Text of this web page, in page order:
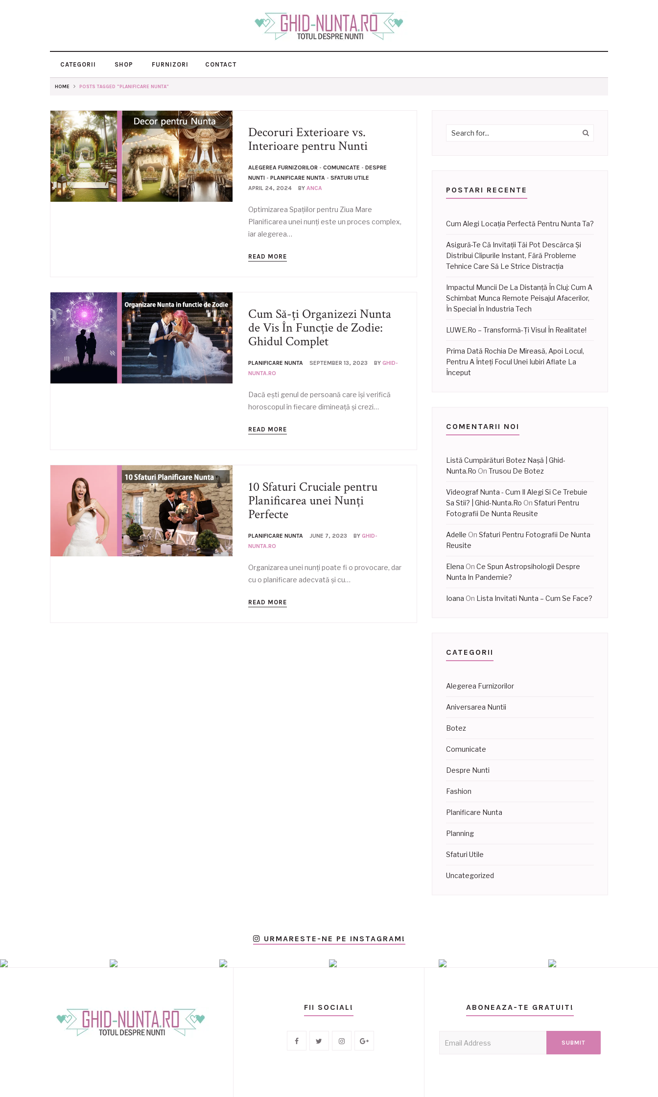
CATEGORII SHOP FURNIZORI CONTACT
HOME POSTS TAGGED "PLANIFICARE NUNTA"
Decoruri Exterioare vs.
Interioare pentru Nunti
ALEGEREA FURNIZORILOR - COMUNICATE - DESPRE
NUNTI - PLANIFICARE NUNTA - SFATURI UTILE
APRIL 24, 2024
BY ANCA
Optimizarea Spațiilor pentru Ziua Mare
Planificarea unei nunți este un proces complex,
iar alegerea…
READ MORE
Cum Să-ți Organizezi Nunta
de Vis În Funcție de Zodie:
Ghidul Complet
PLANIFICARE NUNTA SEPTEMBER 13, 2023 BY GHID-
NUNTA.RO
Dacă ești genul de persoană care își verifică
horoscopul în fiecare dimineață și crezi…
READ MORE
10 Sfaturi Cruciale pentru
Planificarea unei Nunți
Perfecte
PLANIFICARE NUNTA JUNE 7, 2023 BY GHID-
NUNTA.RO
Organizarea unei nunți poate fi o provocare, dar
cu o planificare adecvată și cu…
READ MORE
POSTARI RECENTE
Cum Alegi Locația Perfectă Pentru Nunta Ta?
Asigură-Te Că Invitații Tăi Pot Descărca Și
Distribui Clipurile Instant, Fără Probleme
Tehnice Care Să Le Strice Distracția
Impactul Muncii De La Distanță În Cluj: Cum A
Schimbat Munca Remote Peisajul Afacerilor,
În Special În Industria Tech
LUWE.ro – Transformă-Ți Visul În Realitate!
Prima Dată Rochia De Mireasă, Apoi Locul,
Pentru A Înteți Focul Unei Iubiri Aflate La
Început
COMENTARII NOI
Listă Cumpărături Botez Nașă | Ghid-
Nunta.Ro On Trusou De Botez
Videograf Nunta - Cum Il Alegi Si Ce Trebuie
Sa Stii? | Ghid-Nunta.Ro On Sfaturi Pentru
Fotografii De Nunta Reusite
Adelle On Sfaturi Pentru Fotografii De Nunta
Reusite
Elena On Ce Spun Astropsihologii Despre
Nunta In Pandemie?
Ioana On Lista Invitati Nunta – Cum Se Face?
CATEGORII
Alegerea Furnizorilor
Aniversarea Nuntii
Botez
Comunicate
Despre Nunti
Fashion
Planificare Nunta
Planning
Sfaturi Utile
Uncategorized
URMARESTE-NE PE INSTAGRAM!
FII SOCIAL! ABONEAZA-TE GRATUIT!